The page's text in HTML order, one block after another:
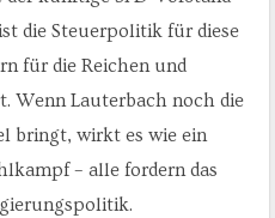
die Steuerpolitik für diese
für die Reichen und
Wenn Lauterbach noch die
bringt, wirkt es wie ein
– alle fordern das